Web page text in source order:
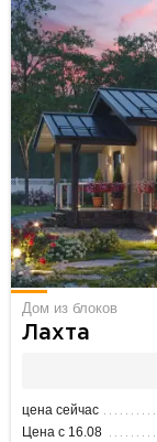
Дом из блоков
Лахта
цена сейчас
Цена с 16.08